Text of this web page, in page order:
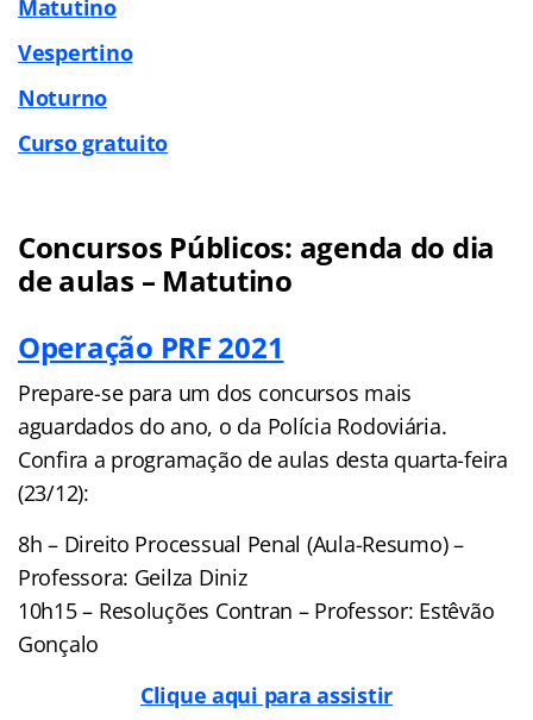
Matutino
Vespertino
Noturno
Curso gratuito
Concursos Públicos: agenda do dia
de aulas – Matutino
Operação PRF 2021
Prepare-se para um dos concursos mais
aguardados do ano, o da Polícia Rodoviária.
Confira a programação de aulas desta quarta-feira
(23/12):
8h – Direito Processual Penal (Aula-Resumo) –
Professora: Geilza Diniz
10h15 – Resoluções Contran – Professor: Estêvão
Gonçalo
Clique aqui para assistir